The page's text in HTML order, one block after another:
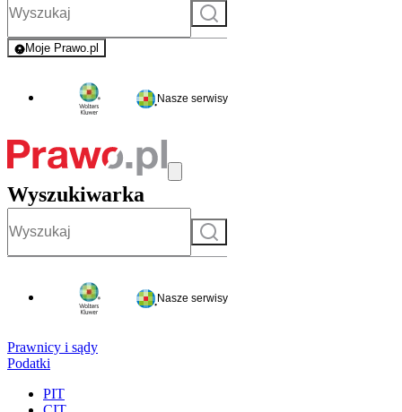
Szukaj
Moje Prawo.pl
- rejestracja i logowanie do serwisu
Nasze serwisy
Wyszukiwarka
Szukaj
Nasze serwisy
Prawnicy i sądy
Podatki
PIT